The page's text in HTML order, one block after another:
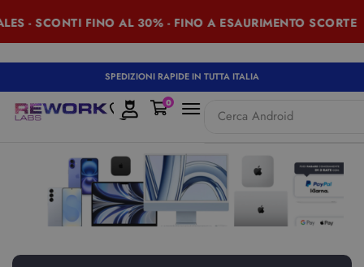
- SCONTI FINO AL 30% - FINO A ESAURIMENTO SCORTE
SPEDIZIONI RAPIDE IN TUTTA ITALIA
Cerca Android
0